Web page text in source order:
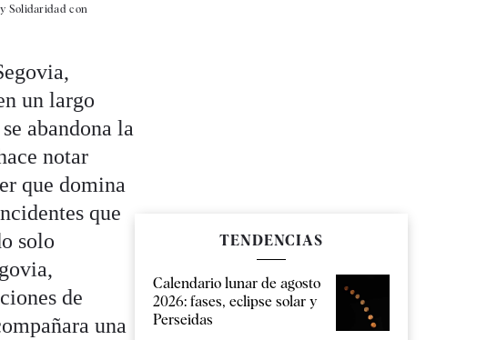
Solidaridad con
un largo
abandona la
notar
que domina
que
solo
de
una
TENDENCIAS
Calendario lunar de agosto
2026: fases, eclipse solar y
Perseidas